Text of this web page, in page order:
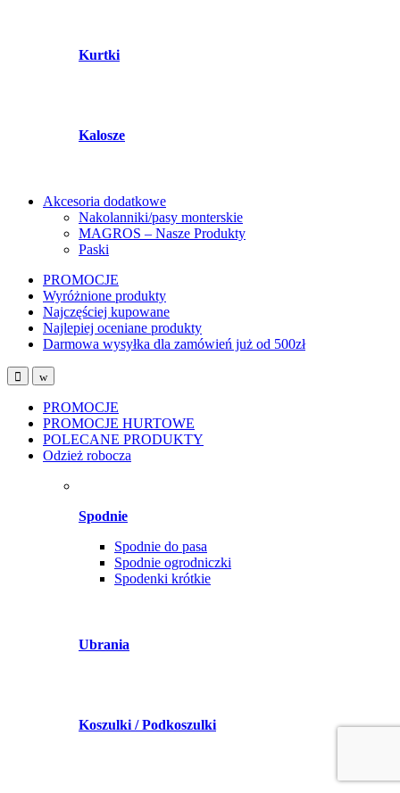
Kurtki
Kalosze
Akcesoria dodatkowe
Nakolanniki/pasy monterskie
MAGROS – Nasze Produkty
Paski
PROMOCJE
Wyróżnione produkty
Najczęściej kupowane
Najlepiej oceniane produkty
Darmowa wysyłka dla zamówień już od 500zł
PROMOCJE
PROMOCJE HURTOWE
POLECANE PRODUKTY
Odzież robocza
Spodnie
Spodnie do pasa
Spodnie ogrodniczki
Spodenki krótkie
Ubrania
Koszulki / Podkoszulki